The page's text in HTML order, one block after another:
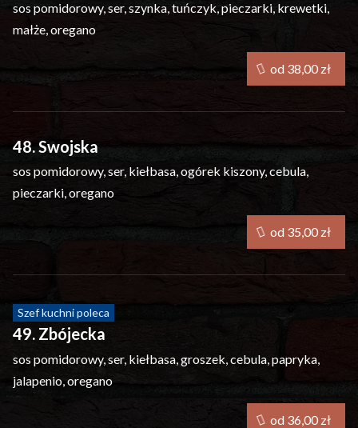
sos pomidorowy, ser, szynka, tuńczyk, pieczarki, krewetki,
małże, oregano
48. Swojska
sos pomidorowy, ser, kiełbasa, ogórek kiszony, cebula,
pieczarki, oregano
Szef kuchni poleca
49. Zbójecka
sos pomidorowy, ser, kiełbasa, groszek, cebula, papryka,
jalapenio, oregano